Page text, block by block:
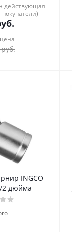
действующая
INGCO
2 дюйма